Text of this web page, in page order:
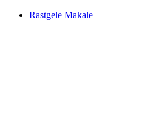
Rastgele Makale